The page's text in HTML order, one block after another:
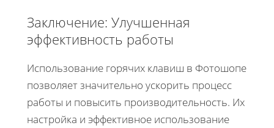
Заключение: Улучшенная
эффективность работы
Использование горячих клавиш в Фотошопе
позволяет значительно ускорить процесс
работы и повысить производительность. Их
настройка и эффективное использование